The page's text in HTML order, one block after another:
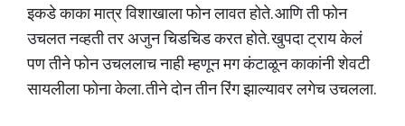
इकडे काका मात्र विशाखाला फोन लावत होते. आणि ती फोन
उचलत नव्हती तर अजुन चिडचिड करत होते. खुपदा ट्राय केलं
पण तीने फोन उचललाच नाही म्हणून मग कंटाळून काकांनी शेवटी
सायलीला फोना केला. तीने दोन तीन रिंग झाल्यावर लगेच उचलला.